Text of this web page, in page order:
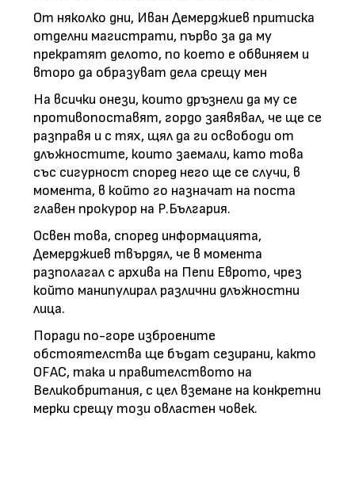
От няколко дни, Иван Демерджиев притиска
отделни магистрати, първо за да му
прекратят делото, по което е обвиняем и
второ да образуват дела срещу мен
На всички онези, които дръзнели да му се
противопоставят, гордо заявявал, че ще се
разправя и с тях, щял да ги освободи от
длъжностите, които заемали, като това
със сигурност според него ще се случи, в
момента, в който го назначат на поста
главен прокурор на Р.България.
Освен това, според информацията,
Демерджиев твърдял, че в момента
разполагал с архива на Пепи Еврото, чрез
който манипулирал различни длъжностни
лица.
Поради по-горе изброените
обстоятелства ще бъдат сезирани, както
OFAС, така и правителството на
Великобритания, с цел вземане на конкретни
мерки срещу този овластен човек.